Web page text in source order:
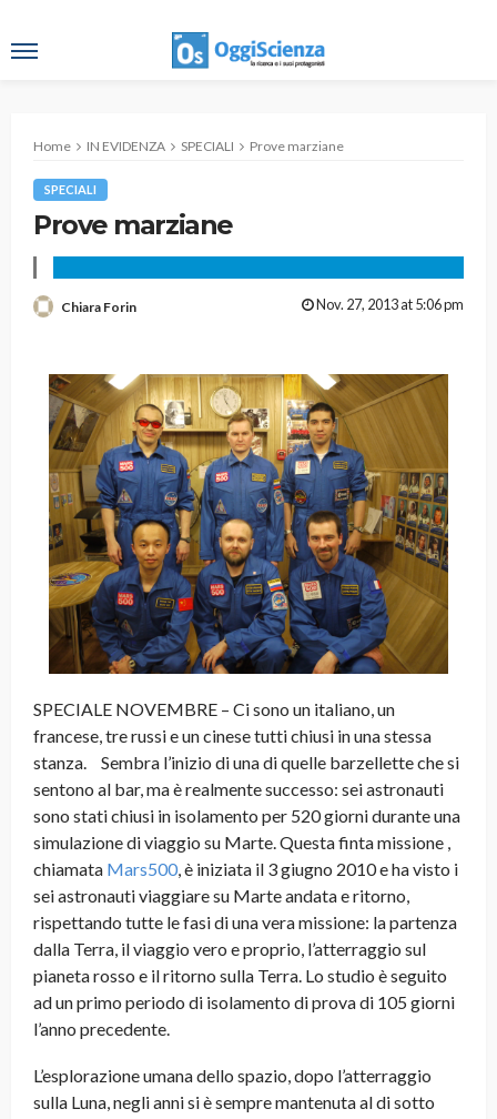
Home IN EVIDENZA SPECIALI Prove marziane
SPECIALI
Prove marziane
Chiara Forin Nov. 27, 2013 at 5:06 pm
SPECIALE NOVEMBRE – Ci sono un italiano, un
francese, tre russi e un cinese tutti chiusi in una stessa
stanza. Sembra l’inizio di una di quelle barzellette che si
sentono al bar, ma è realmente successo: sei astronauti
sono stati chiusi in isolamento per 520 giorni durante una
simulazione di viaggio su Marte. Questa finta missione ,
chiamata Mars500, è iniziata il 3 giugno 2010 e ha visto i
sei astronauti viaggiare su Marte andata e ritorno,
rispettando tutte le fasi di una vera missione: la partenza
dalla Terra, il viaggio vero e proprio, l’atterraggio sul
pianeta rosso e il ritorno sulla Terra. Lo studio è seguito
ad un primo periodo di isolamento di prova di 105 giorni
l’anno precedente.
L’esplorazione umana dello spazio, dopo l’atterraggio
sulla Luna, negli anni si è sempre mantenuta al di sotto